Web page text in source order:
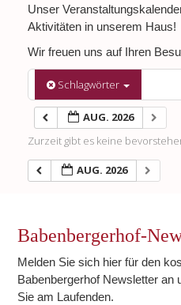
Unser
Aktivitäten in unserem Haus!
Wir freuen uns auf Ihren
Schlagwörter
AUG. 2026
Zurzeit gibt es keine
AUG. 2026
Babenbergerhof-
Melden Sie sich hier für den
Babenbergerhof Newsletter an
Sie am Laufenden.